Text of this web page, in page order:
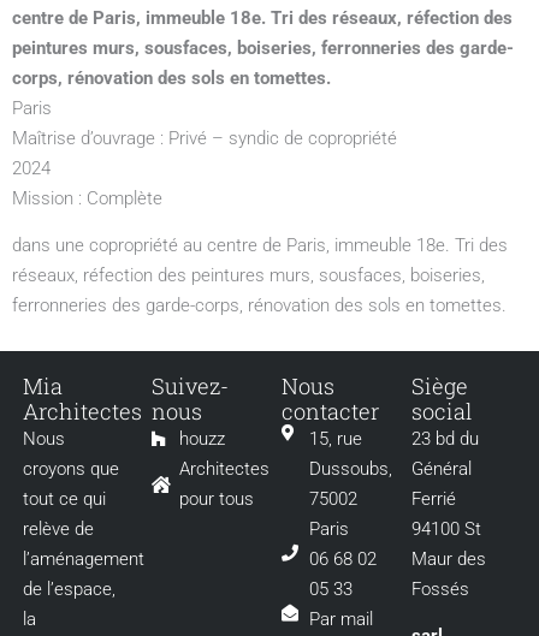
centre de Paris, immeuble 18e. Tri des réseaux, réfection des
peintures murs, sousfaces, boiseries, ferronneries des garde-
corps, rénovation des sols en tomettes.
Paris
Maîtrise d’ouvrage : Privé – syndic de copropriété
2024
Mission : Complète
dans une copropriété au centre de Paris, immeuble 18e. Tri des
réseaux, réfection des peintures murs, sousfaces, boiseries,
ferronneries des garde-corps, rénovation des sols en tomettes.
Mia
Architectes
Nous
croyons que
tout ce qui
relève de
l’aménagement
de l’espace,
la
Suivez-
nous
houzz
Architectes
pour tous
Nous
contacter
15, rue
Dussoubs,
75002
Paris
06 68 02
05 33
Par mail
Siège
social
23 bd du
Général
Ferrié
94100 St
Maur des
Fossés